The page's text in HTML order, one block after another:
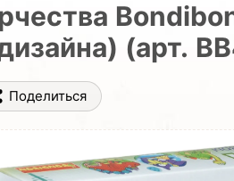
(арт.
Поделиться